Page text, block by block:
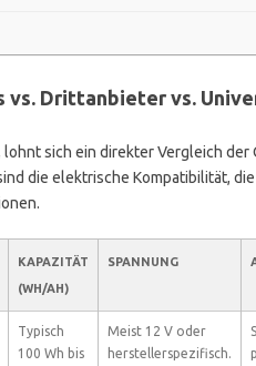
vs. Drittanbieter vs.
sich ein direkter Vergleich der
die elektrische Kompatibilität,
KAPAZITÄT
(WH/AH)
SPANNUNG
Typisch
100 Wh bis
Meist 12 V oder
herstellerspezifisch.